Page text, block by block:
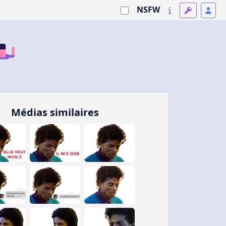
NSFW
Médias similaires